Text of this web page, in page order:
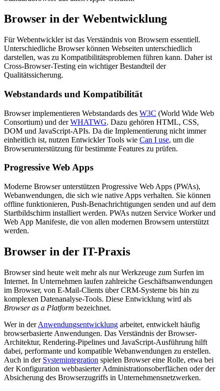
Browser in der Webentwicklung
Für Webentwickler ist das Verständnis von Browsern essentiell.
Unterschiedliche Browser können Webseiten unterschiedlich
darstellen, was zu Kompatibilitätsproblemen führen kann. Daher ist
Cross-Browser-Testing ein wichtiger Bestandteil der
Qualitätssicherung.
Webstandards und Kompatibilität
Browser implementieren Webstandards des W3C (World Wide Web
Consortium) und derWHATWG. Dazu gehören HTML, CSS,
DOM und JavaScript-APIs. Da die Implementierung nicht immer
einheitlich ist, nutzen Entwickler Tools wie Can I use, um die
Browserunterstützung für bestimmte Features zu prüfen.
Progressive Web Apps
Moderne Browser unterstützen Progressive Web Apps (PWAs),
Webanwendungen, die sich wie native Apps verhalten. Sie können
offline funktionieren, Push-Benachrichtigungen senden und auf dem
Startbildschirm installiert werden. PWAs nutzen Service Worker und
Web App Manifeste, die von allen modernen Browsern unterstützt
werden.
Browser in der IT-Praxis
Browser sind heute weit mehr als nur Werkzeuge zum Surfen im
Internet. In Unternehmen laufen zahlreiche Geschäftsanwendungen
im Browser, von E-Mail-Clients über CRM-Systeme bis hin zu
komplexen Datenanalyse-Tools. Diese Entwicklung wird als
Browser as a Platform bezeichnet.
Wer in derAnwendungsentwicklung arbeitet, entwickelt häufig
browserbasierte Anwendungen. Das Verständnis der Browser-
Architektur, Rendering-Pipelines und JavaScript-Ausführung hilft
dabei, performante und kompatible Webanwendungen zu erstellen.
Auch in der Systemintegration spielen Browser eine Rolle, etwa bei
der Konfiguration webbasierter Administrationsoberflächen oder der
Absicherung des Browserzugriffs in Unternehmensnetzwerken.